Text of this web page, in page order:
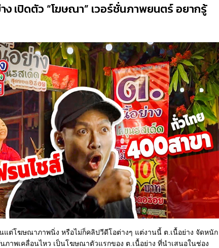
ง เปิดตัว “โฆษณา” เวอร์ชั่นภาพยนตร์ อยากรู้
แต่โฆษณาภาพนิ่ง หรือไม่ก็คลิปวีดีโอต่างๆ แต่งานนี้ ต.เนื้อย่าง จัดหนัก
ภาพเคลื่อนไหว เป็นโฆษณาตัวแรกของ ต.เนื้อย่าง ที่นำเสนอในช่อง